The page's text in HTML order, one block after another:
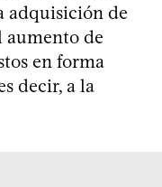
adquisición de
de
en forma
decir, a la